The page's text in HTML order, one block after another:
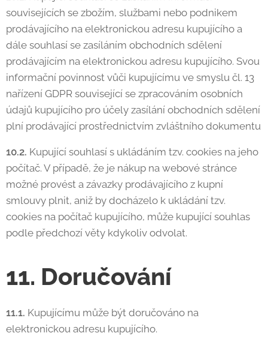
souvisejících se zbožím, službami nebo podnikem
prodávajícího na elektronickou adresu kupujícího a
dále souhlasí se zasíláním obchodních sdělení
prodávajícím na elektronickou adresu kupujícího. Svou
informační povinnost vůči kupujícímu ve smyslu čl. 13
nařízení GDPR související se zpracováním osobních
údajů kupujícího pro účely zasílání obchodních sdělení
plní prodávající prostřednictvím zvláštního dokumentu
10.2. Kupující souhlasí s ukládáním tzv. cookies na jeho
počítač. V případě, že je nákup na webové stránce
možné provést a závazky prodávajícího z kupní
smlouvy plnit, aniž by docházelo k ukládání tzv.
cookies na počítač kupujícího, může kupující souhlas
podle předchozí věty kdykoliv odvolat.
11. Doručování
11.1. Kupujícímu může být doručováno na
elektronickou adresu kupujícího.